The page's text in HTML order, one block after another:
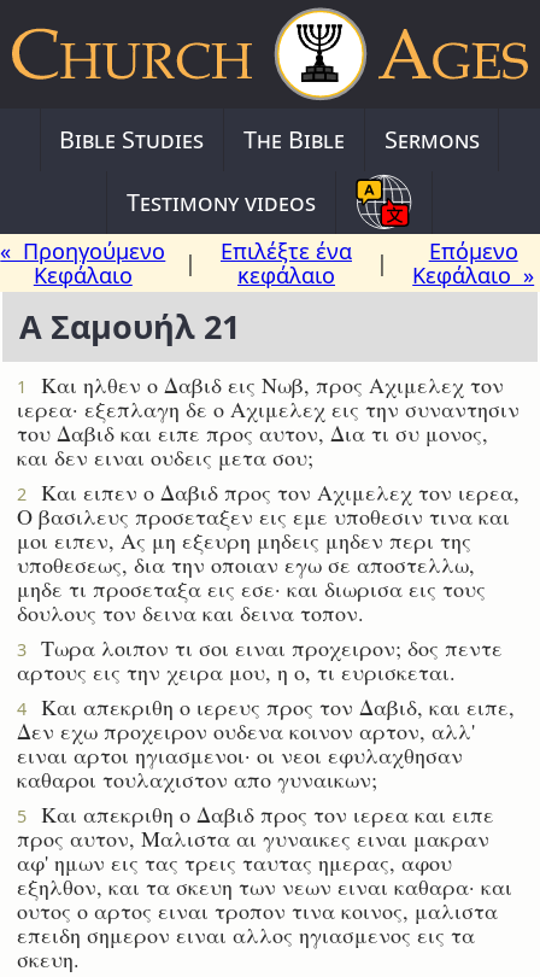
Bible Studies The Bible
Sermons
Testimony videos
« Προηγούμενο
Κεφάλαιο
|
Επιλέξτε ένα
κεφάλαιο
|
Επόμενο
Κεφάλαιο »
Α Σαμουήλ 21
1
Και ηλθεν ο Δαβιδ εις Νωβ, προς Αχιμελεχ τον
ιερεα· εξεπλαγη δε ο Αχιμελεχ εις την συναντησιν
του Δαβιδ και ειπε προς αυτον, Δια τι συ μονος,
και δεν ειναι ουδεις μετα σου;
2
Και ειπεν ο Δαβιδ προς τον Αχιμελεχ τον ιερεα,
Ο βασιλευς προσεταξεν εις εμε υποθεσιν τινα και
μοι ειπεν, Ας μη εξευρη μηδεις μηδεν περι της
υποθεσεως, δια την οποιαν εγω σε αποστελλω,
μηδε τι προσεταξα εις εσε· και διωρισα εις τους
δουλους τον δεινα και δεινα τοπον.
3
Τωρα λοιπον τι σοι ειναι προχειρον; δος πεντε
αρτους εις την χειρα μου, η ο, τι ευρισκεται.
4
Και απεκριθη ο ιερευς προς τον Δαβιδ, και ειπε,
Δεν εχω προχειρον ουδενα κοινον αρτον, αλλ'
ειναι αρτοι ηγιασμενοι· οι νεοι εφυλαχθησαν
καθαροι τουλαχιστον απο γυναικων;
5
Και απεκριθη ο Δαβιδ προς τον ιερεα και ειπε
προς αυτον, Μαλιστα αι γυναικες ειναι μακραν
αφ' ημων εις τας τρεις ταυτας ημερας, αφου
εξηλθον, και τα σκευη των νεων ειναι καθαρα· και
ουτος ο αρτος ειναι τροπον τινα κοινος, μαλιστα
επειδη σημερον ειναι αλλος ηγιασμενος εις τα
σκευη.